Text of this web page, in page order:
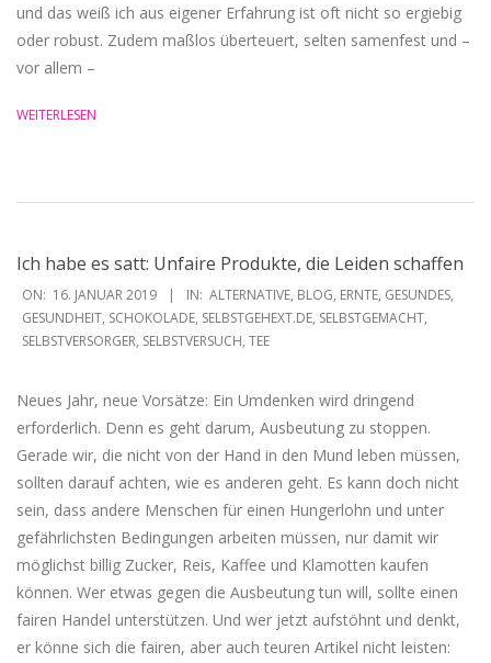
und das weiß ich aus eigener Erfahrung ist oft nicht so ergiebig
oder robust. Zudem maßlos überteuert, selten samenfest und –
vor allem –
WEITERLESEN
Ich habe es satt: Unfaire Produkte, die Leiden schaffen
2019-
01-
16
ON: 16. JANUAR 2019 IN: ALTERNATIVE, BLOG, ERNTE, GESUNDES,
GESUNDHEIT, SCHOKOLADE, SELBSTGEHEXT.DE, SELBSTGEMACHT,
SELBSTVERSORGER, SELBSTVERSUCH, TEE
Neues Jahr, neue Vorsätze: Ein Umdenken wird dringend
erforderlich. Denn es geht darum, Ausbeutung zu stoppen.
Gerade wir, die nicht von der Hand in den Mund leben müssen,
sollten darauf achten, wie es anderen geht. Es kann doch nicht
sein, dass andere Menschen für einen Hungerlohn und unter
gefährlichsten Bedingungen arbeiten müssen, nur damit wir
möglichst billig Zucker, Reis, Kaffee und Klamotten kaufen
können. Wer etwas gegen die Ausbeutung tun will, sollte einen
fairen Handel unterstützen. Und wer jetzt aufstöhnt und denkt,
er könne sich die fairen, aber auch teuren Artikel nicht leisten: